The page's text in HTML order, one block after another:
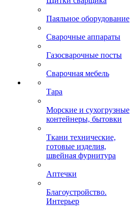
Паяльное оборудование
Сварочные аппараты
Газосварочные посты
Сварочная мебель
Тара
Морские и сухогрузные
контейнеры, бытовки
Ткани технические,
готовые изделия,
швейная фурнитура
Аптечки
Благоустройство.
Интерьер